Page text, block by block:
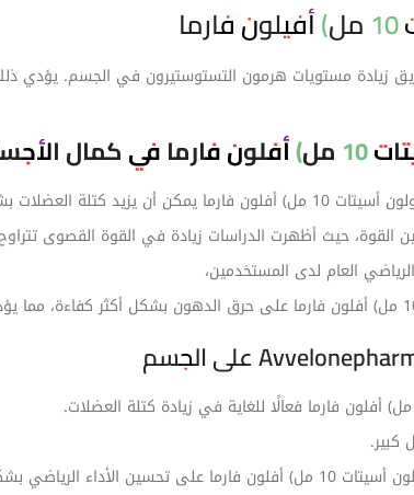
10 مل) أفلون فارما عن طريق زيادة مستويات هرمون التستوستيرون في
تتراوح بين 5-10٪ في 8 أسابيع فقط.
حيث أظهرت الدراسات زيادة في القوة القصوى تتراوح بين 10-15٪ في 8
العام لدى المستخدمين،
كبير.
الرياضي بشكل عام.